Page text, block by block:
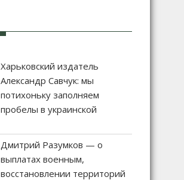
Харьковский издатель
Александр Савчук: мы
потихоньку заполняем
пробелы в украинской
Дмитрий Разумков — о
выплатах военным,
восстановлении территорий